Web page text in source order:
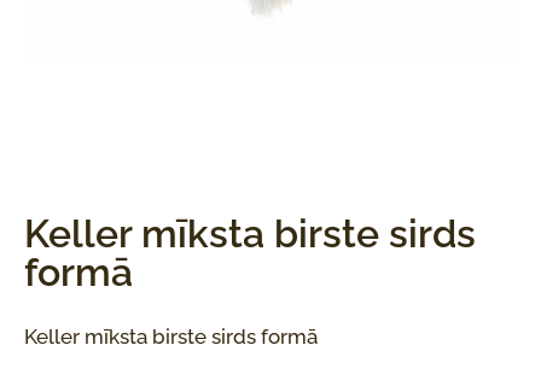
Keller mīksta birste sirds
formā
Keller mīksta birste sirds formā